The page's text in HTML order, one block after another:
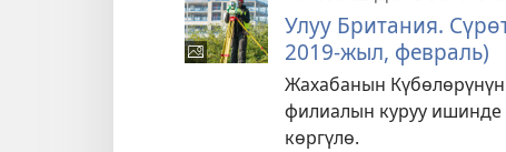
Улуу Британия.
2019-жыл, февраль)
Жахабанын
филиалын куруу ишинде
көргүлө.